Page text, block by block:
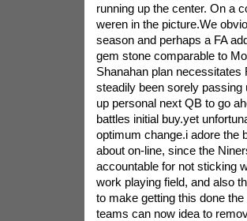
running up the center. On a
weren in the picture.We
season and perhaps a FA
gem stone comparable to
Shanahan plan necessitates
steadily been sorely passing
up personal next QB to go
battles initial buy.yet
optimum change.i adore the
about on-line, since the
accountable for not sticking
work playing field, and also
to make getting this done
teams can now idea to